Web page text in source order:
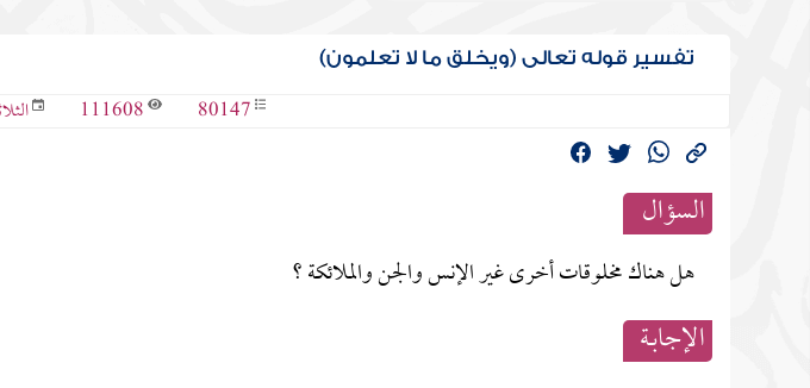
تفسير قوله تعالى (ويخلق ما لا تعلمون)
80147
111608 الثلاثاء 27 ذو الحجة
السؤال
هل هناك مخلوقات أخرى غير الإنس والجن والملائكة ؟
الإجابــة